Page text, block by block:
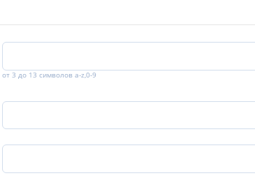
от 3 до 13 символов a-z,0-9